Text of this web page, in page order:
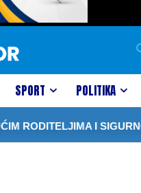
SPORT POLITIKA
RODITELJIMA I